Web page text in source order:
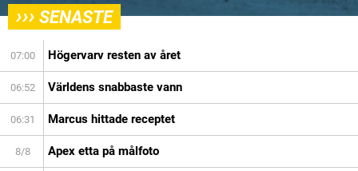
››› SENASTE
07:00 Högervarv resten av året
06:52 Världens snabbaste vann
06:31 Marcus hittade receptet
8/8 Apex etta på målfoto